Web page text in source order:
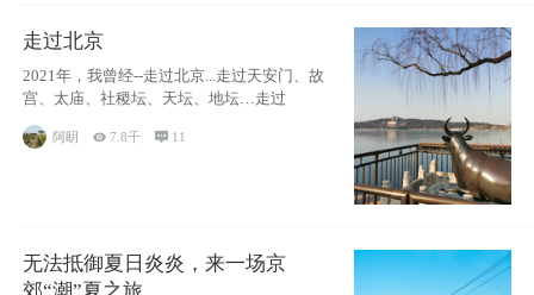
走过北京
2021年，我曾经--走过北京...走过天安门、故
宫、太庙、社稷坛、天坛、地坛…走过
阿眀 7.8千  11
无法抵御夏日炎炎，来一场京